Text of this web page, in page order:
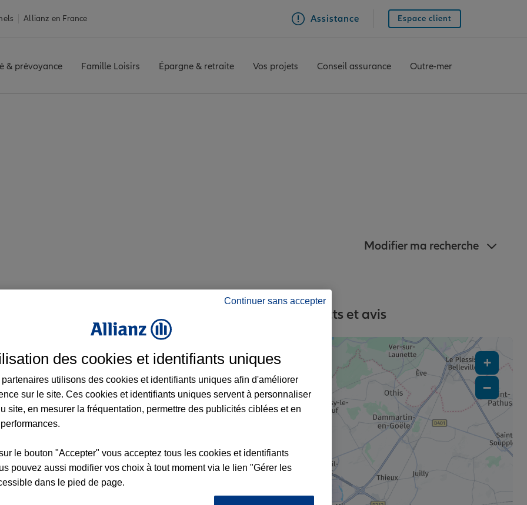
Allianz en France Assistance Espace client
& prévoyance Famille Loisirs Épargne & retraite Vos projets Conseil assurance Outre-mer
Modifier ma recherche
à Mitry-Mory et aux alentours : adresses, contacts et avis
6
+
−
Continuer sans accepter
des cookies et identifiants uniques
partenaires utilisons des cookies et identifiants uniques afin d'améliorer
sur le site. Ces cookies et identifiants uniques servent à personnaliser
site, en mesurer la fréquentation, permettre des publicités ciblées et en
le bouton "Accepter" vous acceptez tous les cookies et identifiants
pouvez aussi modifier vos choix à tout moment via le lien "Gérer les
dans le pied de page.